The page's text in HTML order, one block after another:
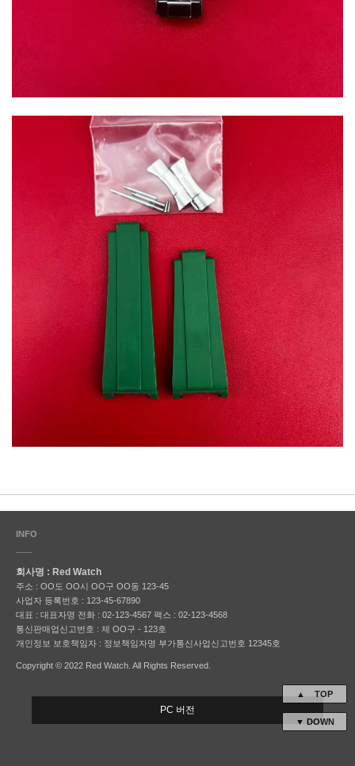
INFO
회사명 : Red Watch
주소 : OO도 OO시 OO구 OO동 123-45
사업자 등록번호 : 123-45-67890
대표 : 대표자명 전화 : 02-123-4567 팩스 : 02-123-4568
통신판매업신고번호 : 제 OO구 - 123호
개인정보 보호책임자 : 정보책임자명 부가통신사업신고번호 12345호
Copyright © 2022 Red Watch. All Rights Reserved.
PC 버전
▲ TOP
▼ DOWN